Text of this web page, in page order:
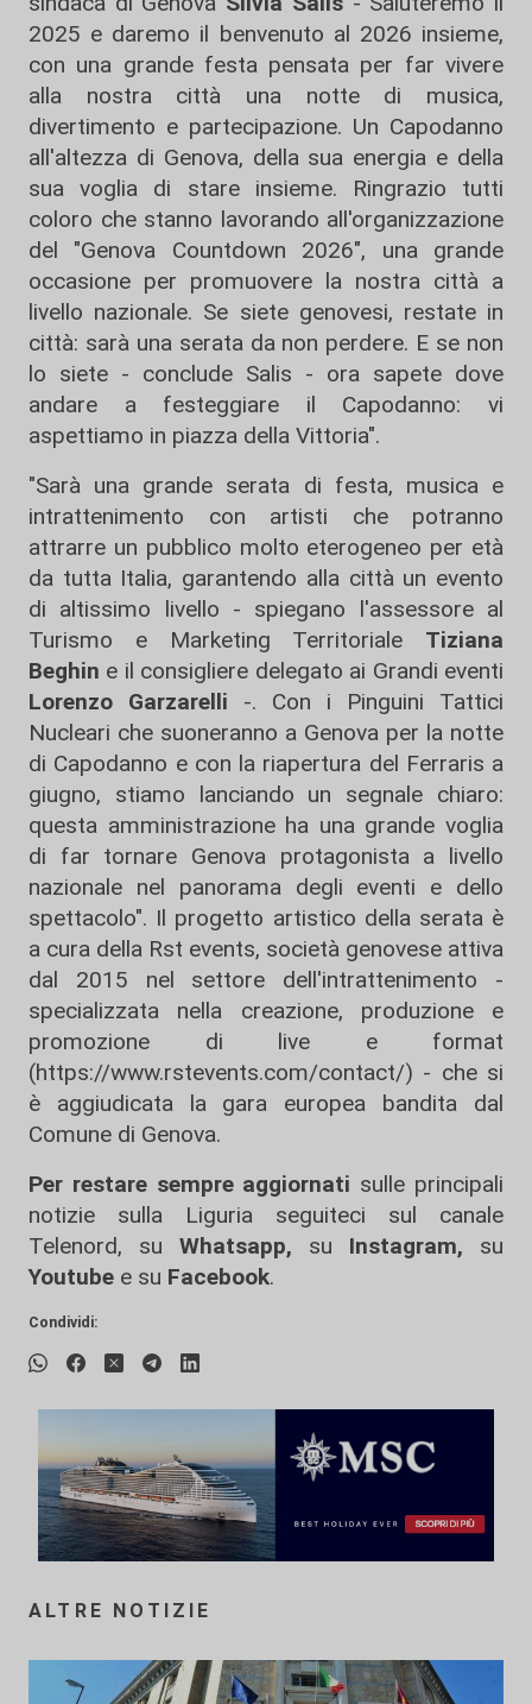
2025 e daremo il benvenuto al 2026 insieme,
con una grande festa pensata per far vivere
alla nostra città una notte di musica,
divertimento e partecipazione. Un Capodanno
all'altezza di Genova, della sua energia e della
sua voglia di stare insieme. Ringrazio tutti
coloro che stanno lavorando all'organizzazione
del "Genova Countdown 2026", una grande
occasione per promuovere la nostra città a
livello nazionale. Se siete genovesi, restate in
città: sarà una serata da non perdere. E se non
lo siete - conclude Salis - ora sapete dove
andare a festeggiare il Capodanno: vi
aspettiamo in piazza della Vittoria".
"Sarà una grande serata di festa, musica e
intrattenimento con artisti che potranno
attrarre un pubblico molto eterogeneo per età
da tutta Italia, garantendo alla città un evento
di altissimo livello - spiegano l'assessore al
Turismo e Marketing Territoriale Tiziana
Beghin e il consigliere delegato ai Grandi eventi
Lorenzo Garzarelli -. Con i Pinguini Tattici
Nucleari che suoneranno a Genova per la notte
di Capodanno e con la riapertura del Ferraris a
giugno, stiamo lanciando un segnale chiaro:
questa amministrazione ha una grande voglia
di far tornare Genova protagonista a livello
nazionale nel panorama degli eventi e dello
spettacolo". Il progetto artistico della serata è
a cura della Rst events, società genovese attiva
dal 2015 nel settore dell'intrattenimento -
specializzata nella creazione, produzione e
promozione di live e format
(https://www.rstevents.com/contact/) - che si
è aggiudicata la gara europea bandita dal
Comune di Genova.
Per restare sempre aggiornati sulle principali
notizie sulla Liguria seguiteci sul canale
Telenord, su
Whatsapp, su Instagram, su
Youtube e su Facebook.
Condividi:
ALTRE NOTIZIE